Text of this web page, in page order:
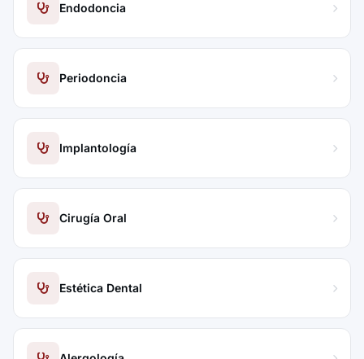
Endodoncia
Periodoncia
Implantología
Cirugía Oral
Estética Dental